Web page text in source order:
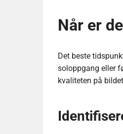
Når er
Det beste
soloppgang eller
kvaliteten på